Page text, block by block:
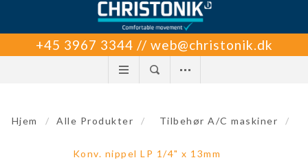
+45 3967 3344 // web@christonik.dk
Hjem / Alle Produkter / Tilbehør A/C maskiner /
Konv. nippel LP 1/4" x 13mm